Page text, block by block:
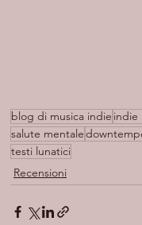
blog di musica indie indie
salute mentale
testi lunatici
Recensioni